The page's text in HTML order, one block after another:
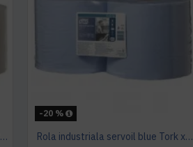
Rola industriala 510 metri Tork x 2, pret pe bax 2 role
-20 %
Rola industriala servoil blue Tork x2, pret pe bax de 2 role